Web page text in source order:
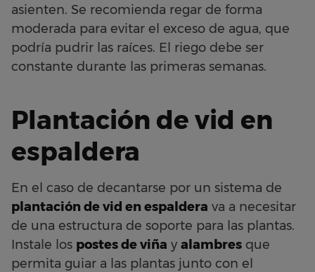
asienten. Se recomienda regar de forma
moderada para evitar el exceso de agua, que
podría pudrir las raíces. El riego debe ser
constante durante las primeras semanas.
Plantación de vid en
espaldera
En el caso de decantarse por un sistema de
plantación de vid en espaldera va a necesitar
de una estructura de soporte para las plantas.
Instale los postes de viña y alambres que
permita guiar a las plantas junto con el